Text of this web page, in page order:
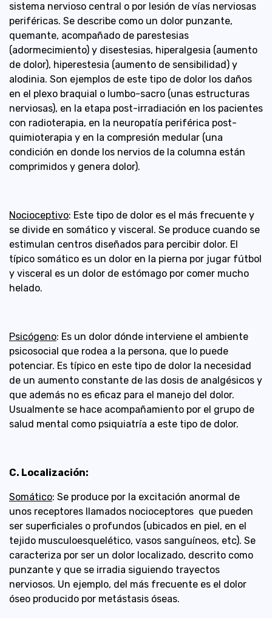
sistema nervioso central o por lesión de vías nerviosas
periféricas. Se describe como un dolor punzante,
quemante, acompañado de parestesias
(adormecimiento) y disestesias, hiperalgesia (aumento
de dolor), hiperestesia (aumento de sensibilidad) y
alodinia. Son ejemplos de este tipo de dolor los daños
en el plexo braquial o lumbo-sacro (unas estructuras
nerviosas), en la etapa post-irradiación en los pacientes
con radioterapia, en la neuropatía periférica post-
quimioterapia y en la compresión medular (una
condición en donde los nervios de la columna están
comprimidos y genera dolor).
Nocioceptivo: Este tipo de dolor es el más frecuente y
se divide en somático y visceral. Se produce cuando se
estimulan centros diseñados para percibir dolor. El
típico somático es un dolor en la pierna por jugar fútbol
y visceral es un dolor de estómago por comer mucho
helado.
Psicógeno: Es un dolor dónde interviene el ambiente
psicosocial que rodea a la persona, que lo puede
potenciar. Es típico en este tipo de dolor la necesidad
de un aumento constante de las dosis de analgésicos y
que además no es eficaz para el manejo del dolor.
Usualmente se hace acompañamiento por el grupo de
salud mental como psiquiatría a este tipo de dolor.
C. Localización:
Somático: Se produce por la excitación anormal de
unos receptores llamados nocioceptores que pueden
ser superficiales o profundos (ubicados en piel, en el
tejido musculoesquelético, vasos sanguíneos, etc). Se
caracteriza por ser un dolor localizado, descrito como
punzante y que se irradia siguiendo trayectos
nerviosos. Un ejemplo, del más frecuente es el dolor
óseo producido por metástasis óseas.